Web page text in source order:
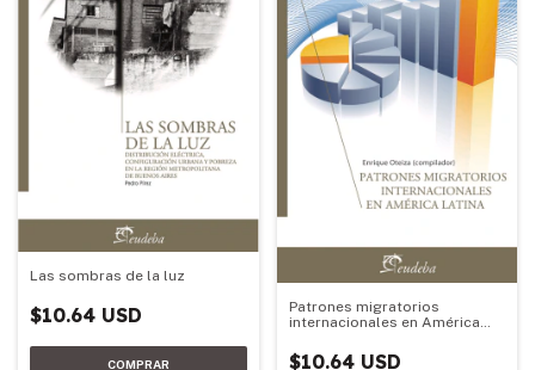
Las sombras de la luz
$10.64 USD
Patrones migratorios
internacionales en América
$10.64 USD